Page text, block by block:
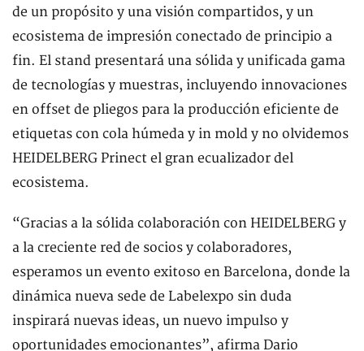
de un propósito y una visión compartidos, y un
ecosistema de impresión conectado de principio a
fin. El stand presentará una sólida y unificada gama
de tecnologías y muestras, incluyendo innovaciones
en offset de pliegos para la producción eficiente de
etiquetas con cola húmeda y in mold y no olvidemos
HEIDELBERG Prinect el gran ecualizador del
ecosistema.
“Gracias a la sólida colaboración con HEIDELBERG y
a la creciente red de socios y colaboradores,
esperamos un evento exitoso en Barcelona, ​​donde la
dinámica nueva sede de Labelexpo sin duda
inspirará nuevas ideas, un nuevo impulso y
oportunidades emocionantes”, afirma Dario